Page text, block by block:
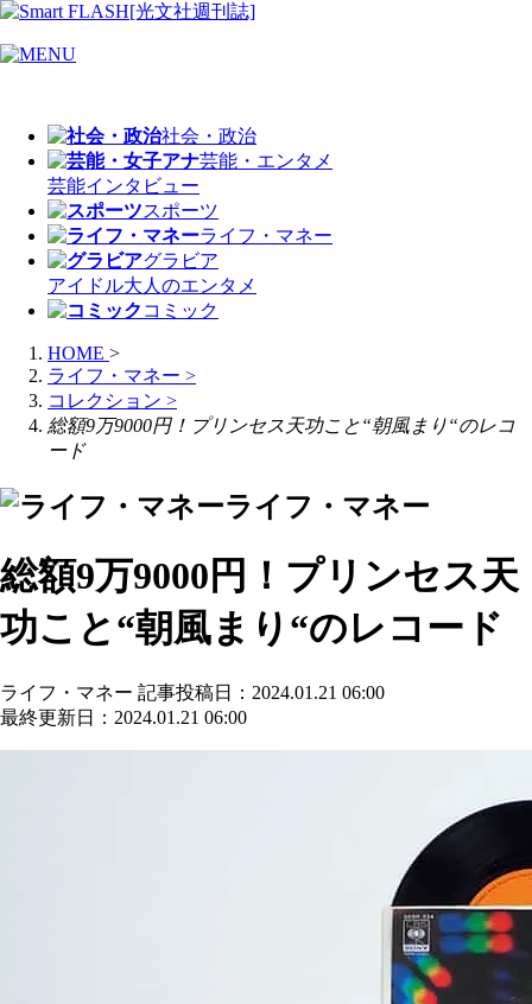
社会・政治
芸能・エンタメ
芸能インタビュー
スポーツ
ライフ・マネー
グラビア
アイドル大人のエンタメ
コミック
HOME >
ライフ・マネー >
コレクション >
総額9万9000円！プリンセス天功こと“朝風まり“のレコ
ード
ライフ・マネー
総額9万9000円！プリンセス天
功こと“朝風まり“のレコード
ライフ・マネー 記事投稿日：2024.01.21 06:00
最終更新日：2024.01.21 06:00